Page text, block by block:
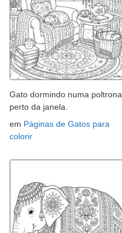
Gato dormindo numa poltrona
perto da janela.
em Páginas de Gatos para
colorir